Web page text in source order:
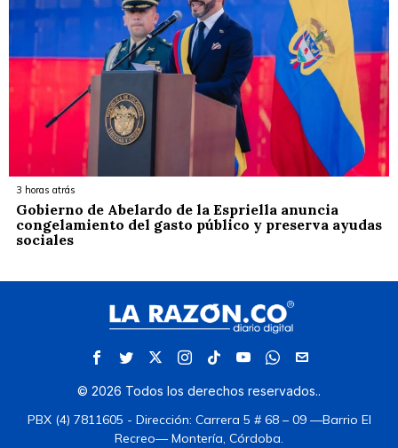
3 horas atrás
Gobierno de Abelardo de la Espriella anuncia
congelamiento del gasto público y preserva ayudas
sociales
© 2026 Todos los derechos reservados..
PBX (4) 7811605 - Dirección: Carrera 5 # 68 – 09 —Barrio El
Recreo— Montería, Córdoba.